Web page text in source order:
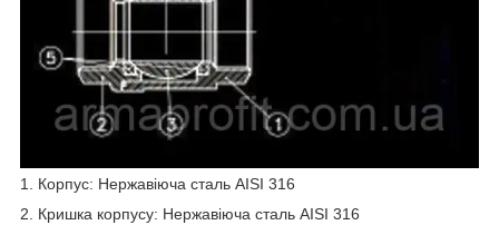
1. Корпус: Нержавіюча сталь AISI 316
2. Кришка корпусу: Нержавіюча сталь AISI 316